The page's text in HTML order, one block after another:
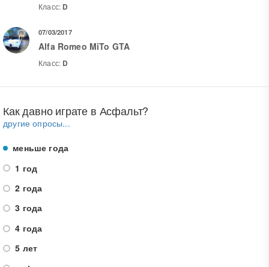
Класс: D
07/03/2017
Alfa Romeo MiTo GTA
Класс: D
Как давно играте в Асфальт?
другие опросы...
меньше года
1 год
2 года
3 года
4 года
5 лет